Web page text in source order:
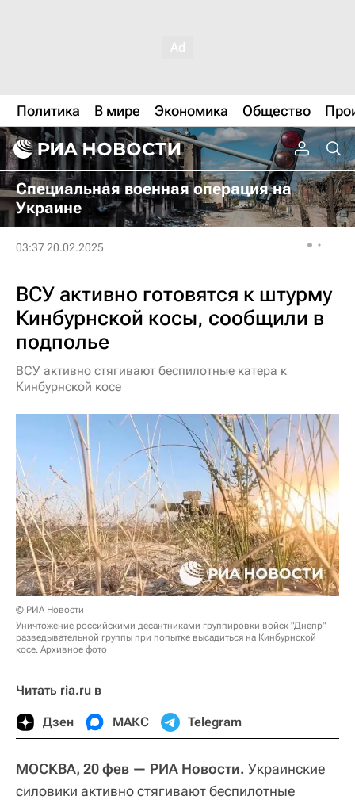
Политика В мире Экономика Общество
Специальная военная операция на
Украине
03:37 20.02.2025
ВСУ активно готовятся к штурму
Кинбурнской косы, сообщили в
подполье
ВСУ активно стягивают беспилотные катера к
Кинбурнской косе
© РИА Новости
Уничтожение российскими десантниками группировки войск "Днепр"
разведывательной группы при попытке высадиться на Кинбурнской
косе. Архивное фото
Читать ria.ru в
Дзен МАКС Telegram
МОСКВА, 20 фев — РИА Новости. Украинские
силовики активно стягивают беспилотные